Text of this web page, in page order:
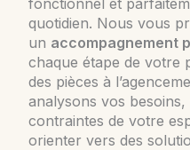
fonctionnel et
quotidien. Nous vous
un accompagnement
chaque étape de votre
des pièces à
analysons vos
contraintes de votre
orienter vers des